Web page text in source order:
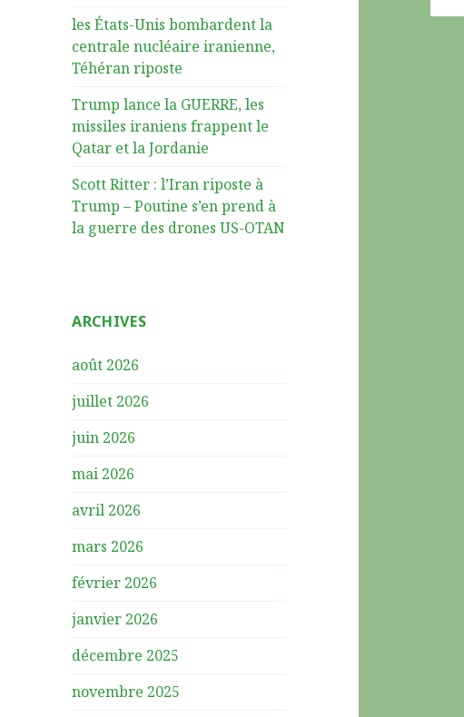
les États-Unis bombardent la
centrale nucléaire iranienne,
Téhéran riposte
Trump lance la GUERRE, les
missiles iraniens frappent le
Qatar et la Jordanie
Scott Ritter : l’Iran riposte à
Trump – Poutine s’en prend à
la guerre des drones US-OTAN
ARCHIVES
août 2026
juillet 2026
juin 2026
mai 2026
avril 2026
mars 2026
février 2026
janvier 2026
décembre 2025
novembre 2025